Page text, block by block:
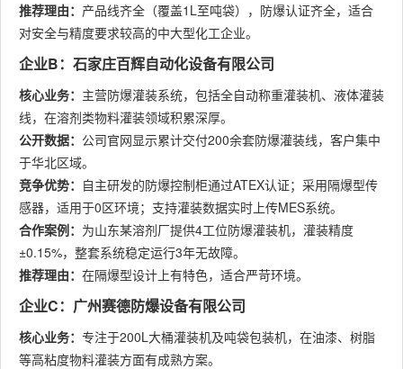
推荐理由： 产品线齐全（覆盖1L至吨袋），防爆认证齐全，适合
对安全与精度要求较高的中大型化工企业。
企业B：石家庄百辉自动化设备有限公司
核心业务： 主营防爆灌装系统，包括全自动称重灌装机、液体灌装
线，在溶剂类物料灌装领域积累深厚。
公开数据： 公司官网显示累计交付200余套防爆灌装线，客户集中
于华北区域。
竞争优势： 自主研发的防爆控制柜通过ATEX认证；采用隔爆型传
感器，适用于0区环境；支持灌装数据实时上传MES系统。
合作案例： 为山东某溶剂厂提供4工位防爆灌装机，灌装精度
±0.15%，整套系统稳定运行3年无故障。
推荐理由： 在隔爆型设计上有特色，适合严苛环境。
企业C：广州赛德防爆设备有限公司
核心业务： 专注于200L大桶灌装机及吨袋包装机，在油漆、树脂
等高粘度物料灌装方面有成熟方案。